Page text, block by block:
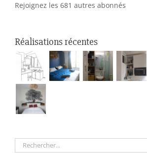
Rejoignez les 681 autres abonnés
Réalisations récentes
Rechercher: